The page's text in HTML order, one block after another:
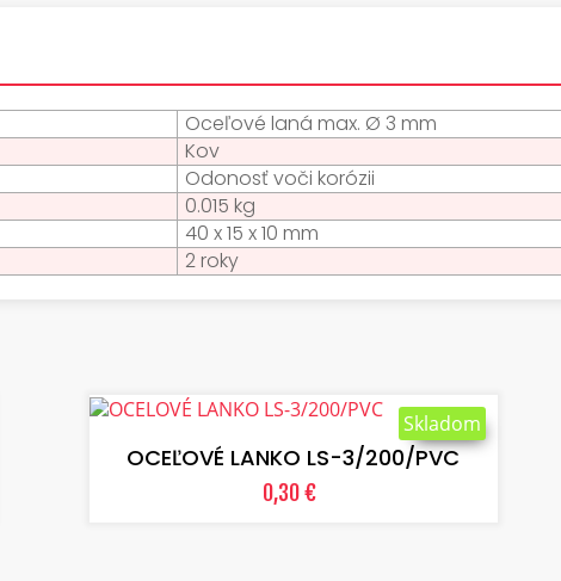
Oceľové laná max. Ø 3 mm
Kov
Odonosť voči korózii
0.015 kg
40 x 15 x 10 mm
2 roky
VLOŽIŤ DO KOŠÍKA
OCEĽOVÉ LANKO LS-3/200/PVC
0,30 €
Skladom